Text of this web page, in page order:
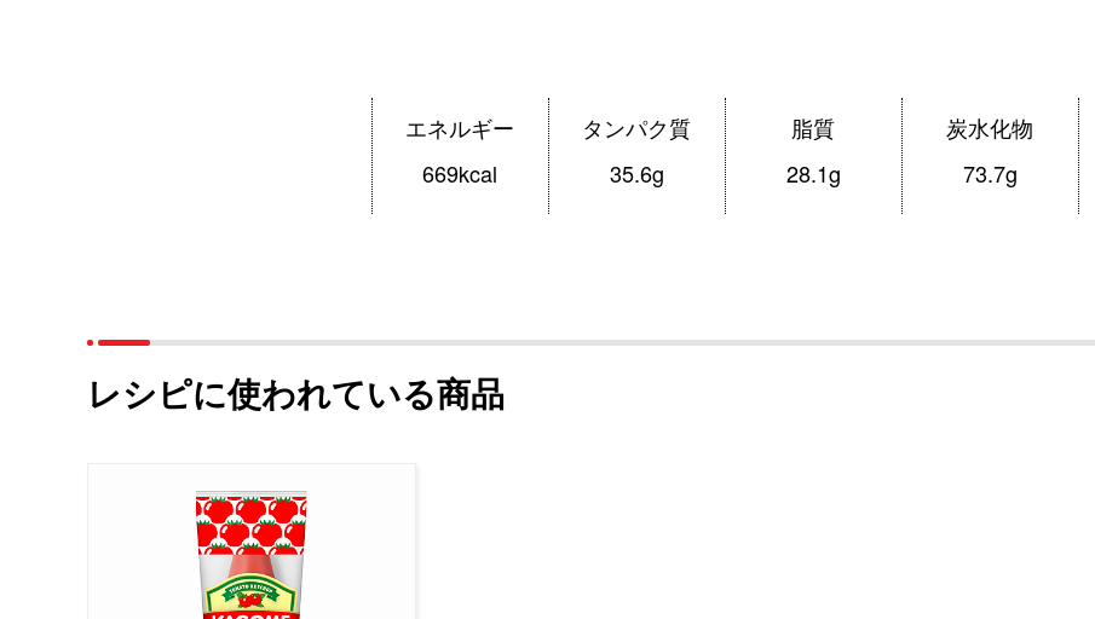
エネルギー
669kcal
タンパク質
35.6g
脂質
28.1g
炭水化物
73.7g
レシピに使われている商品